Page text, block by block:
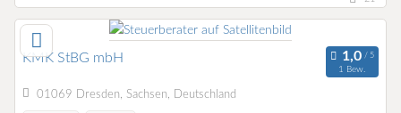
KMK StBG mbH
1 Bew.
01069 Dresden, Sachsen, Deutschland